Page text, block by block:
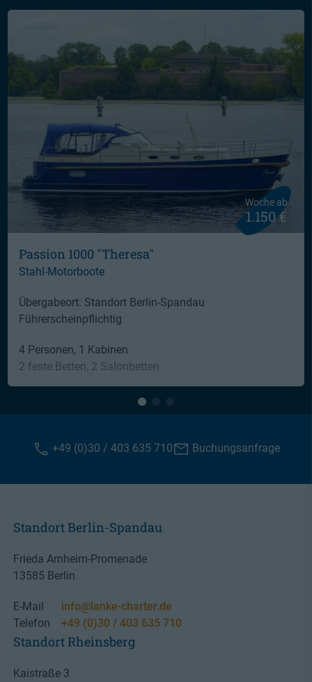
Passion 1000 "Theresa"
Stahl-Motorboote
Übergabeort: Standort Berlin-Spandau
Führerscheinpflichtig
4 Personen, 1 Kabinen
2 feste Betten, 2 Salonbetten
Woche ab
1.150 €
+49 (0)30 / 403 635 710 Buchungsanfrage
Standort Berlin-Spandau
Frieda Arnheim-Promenade
13585 Berlin
E-Mail
info@lanke-charter.de
Telefon
+49 (0)30 / 403 635 710
Standort Rheinsberg
Kaistraße 3